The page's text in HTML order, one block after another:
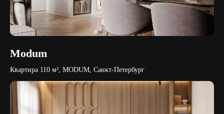
Modum
Квартира 110 м², MODUM, Санкт-Петербург